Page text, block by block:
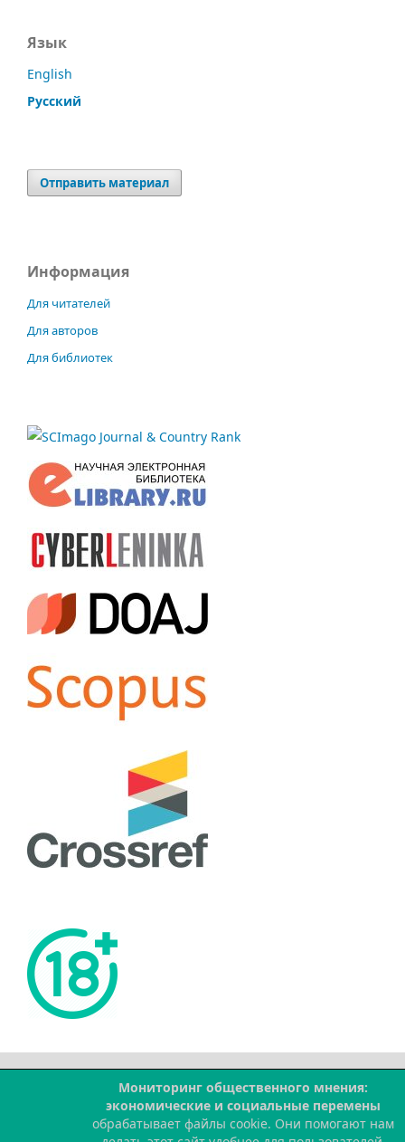
Язык
English
Русский
Отправить материал
Информация
Для читателей
Для авторов
Для библиотек
Мониторинг общественного мнения:
экономические и социальные перемены
обрабатывает файлы cookie. Они помогают нам